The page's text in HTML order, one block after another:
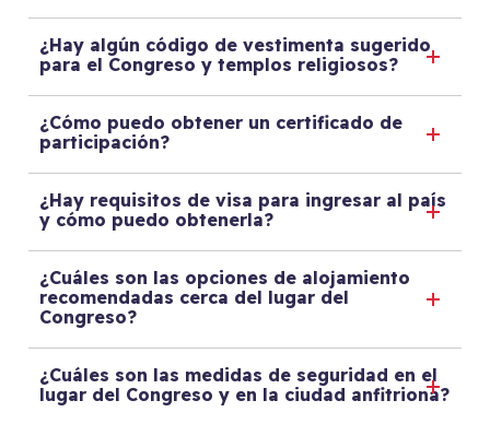
¿Hay algún código de vestimenta sugerido
para el Congreso y templos religiosos?
¿Cómo puedo obtener un certificado de
participación?
¿Hay requisitos de visa para ingresar al país
y cómo puedo obtenerla?
¿Cuáles son las opciones de alojamiento
recomendadas cerca del lugar del
Congreso?
¿Cuáles son las medidas de seguridad en el
lugar del Congreso y en la ciudad anfitriona?